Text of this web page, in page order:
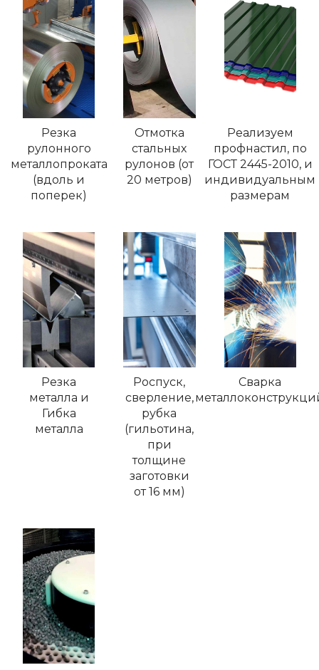
Резка
рулонного
металлопроката
(вдоль и
поперек)
Отмотка
стальных
рулонов (от
20 метров)
Реализуем
профнастил, по
ГОСТ 2445-2010, и
индивидуальным
размерам
Резка
металла и
Гибка
металла
Роспуск,
сверление,
рубка
(гильотина,
при
толщине
заготовки
от 16 мм)
Сварка